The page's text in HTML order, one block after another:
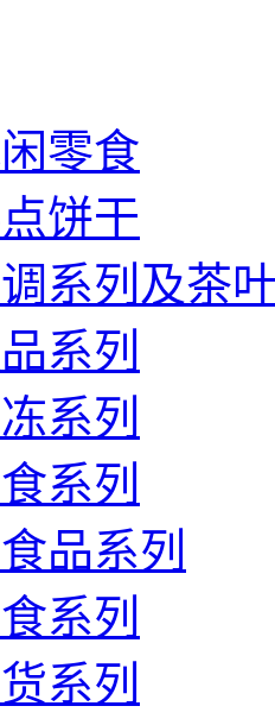
零食
饼干
系列及茶
系列
系列
系列
品系列
系列
系列